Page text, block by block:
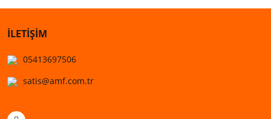
İLETİŞİM
05413697506
satis@amf.com.tr